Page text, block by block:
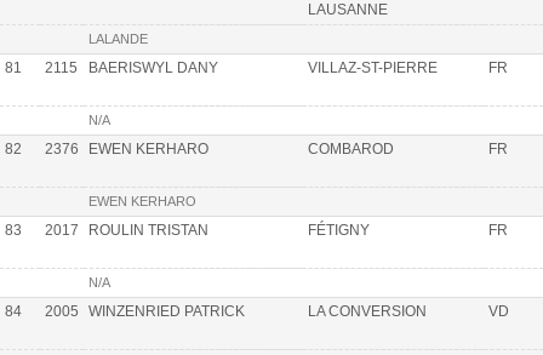
LAUSANNE
LALANDE
81 2115 BAERISWYL DANY VILLAZ-ST-PIERRE FR
N/A
82 2376 EWEN KERHARO COMBAROD FR
EWEN KERHARO
83 2017 ROULIN TRISTAN FÉTIGNY FR
N/A
84 2005 WINZENRIED PATRICK LA CONVERSION VD